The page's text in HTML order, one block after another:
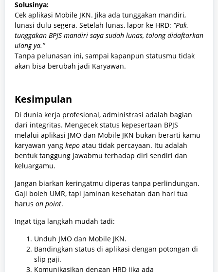
Solusinya:
Cek aplikasi Mobile JKN. Jika ada tunggakan mandiri,
lunasi dulu segera. Setelah lunas, lapor ke HRD: “Pak,
tunggakan BPJS mandiri saya sudah lunas, tolong didaftarkan
ulang ya.”
Tanpa pelunasan ini, sampai kapanpun statusmu tidak
akan bisa berubah jadi Karyawan.
Kesimpulan
Di dunia kerja profesional, administrasi adalah bagian
dari integritas. Mengecek status kepesertaan BPJS
melalui aplikasi JMO dan Mobile JKN bukan berarti kamu
karyawan yang kepo atau tidak percayaan. Itu adalah
bentuk tanggung jawabmu terhadap diri sendiri dan
keluargamu.
Jangan biarkan keringatmu diperas tanpa perlindungan.
Gaji boleh UMR, tapi jaminan kesehatan dan hari tua
harus on point.
Ingat tiga langkah mudah tadi:
Unduh JMO dan Mobile JKN.
Bandingkan status di aplikasi dengan potongan di
slip gaji.
Komunikasikan dengan HRD jika ada